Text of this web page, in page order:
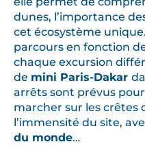
dunes, l’importance
cet écosystème
parcours en fonction
chaque excursion
de mini Paris-Dakar
arrêts sont prévus
marcher sur les crêtes
l’immensité du site,
du monde…